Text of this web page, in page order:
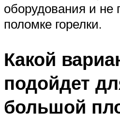
оборудования и не
поломке горелки.
Какой
подойдет
большой